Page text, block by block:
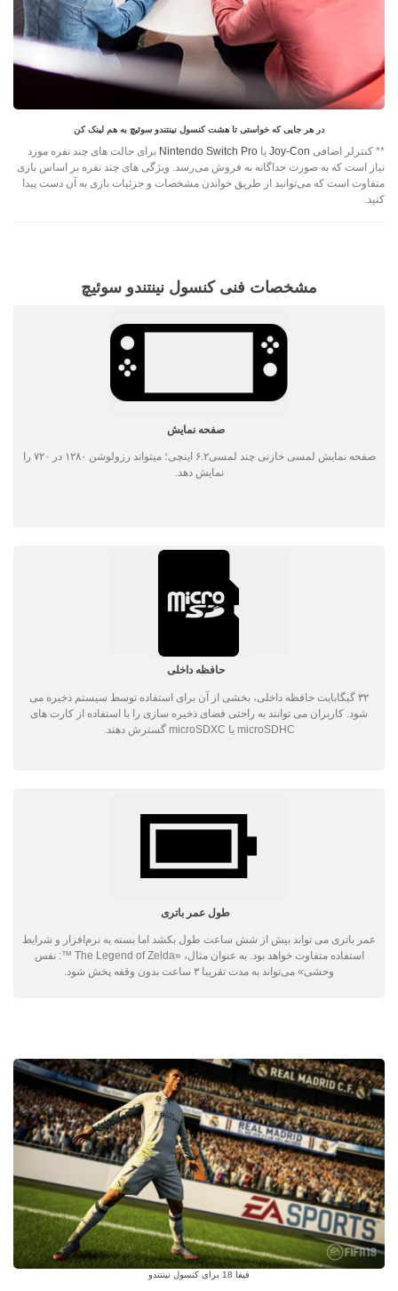
در هر جایی که خواستی تا هشت کنسول نینتندو سوئیچ به هم لینک کن
** کنترلر اضافی Joy-Con یا Nintendo Switch Pro برای حالت های چند نفره مورد
نیاز است که به صورت جداگانه به فروش می‌رسد. ویژگی های چند نفره بر اساس بازی
متفاوت است که می‌توانید از طریق خواندن مشخصات و جزئیات بازی به آن دست پیدا
کنید.
مشخصات فنی کنسول نینتندو سوئیچ
صفحه نمایش
صفحه نمایش لمسی خازنی چند لمسی۶.۲ اینچی؛ میتواند رزولوشن ۱۲۸۰ در ۷۲۰ را
نمایش دهد.
حافظه داخلی
۳۲ گیگابایت حافظه داخلی، بخشی از آن برای استفاده توسط سیستم ذخیره می
شود. کاربران می توانند به راحتی فضای ذخیره سازی را با استفاده از کارت های
microSDHC یا microSDXC گسترش دهند.
طول عمر باتری
عمر باتری می تواند بیش از شش ساعت طول بکشد اما بسته به نرم‌افزار و شرایط
استفاده متفاوت خواهد بود. به عنوان مثال، «The Legend of Zelda ™: نفس
وحشی» می‌تواند به مدت تقریبا ۳ ساعت بدون وقفه پخش شود.
فیفا 18 برای کنسول نینتندو